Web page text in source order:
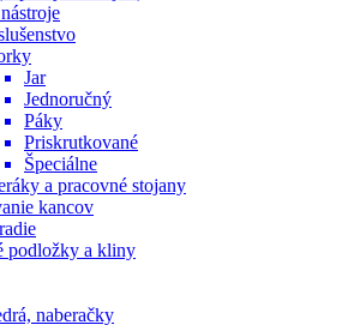
Jar
Jednoručný
Páky
Priskrutkované
Špeciálne
a pracovné stojany
kancov
podložky a kliny
naberačky